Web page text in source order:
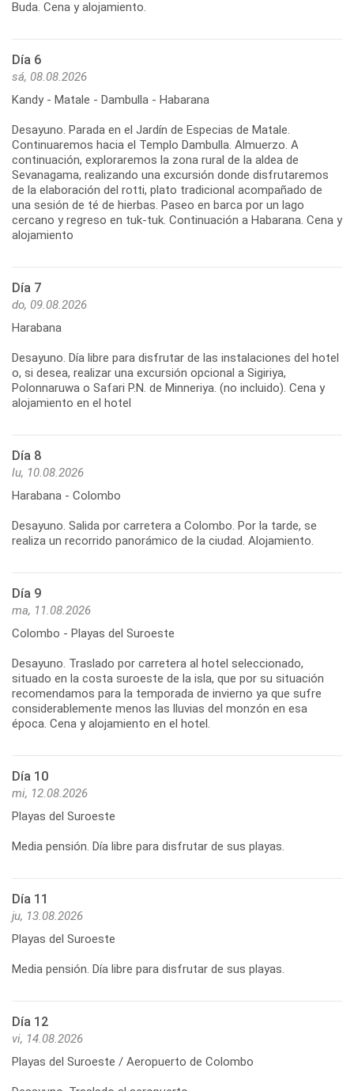
Día 6
sá, 08.08.2026
Kandy - Matale - Dambulla - Habarana
Desayuno. Parada en el Jardín de Especias de Matale.
Continuaremos hacia el Templo Dambulla. Almuerzo. A
continuación, exploraremos la zona rural de la aldea de
Sevanagama, realizando una excursión donde disfrutaremos
de la elaboración del rotti, plato tradicional acompañado de
una sesión de té de hierbas. Paseo en barca por un lago
cercano y regreso en tuk-tuk. Continuación a Habarana. Cena y
Día 7
do, 09.08.2026
Harabana
Desayuno. Día libre para disfrutar de las instalaciones del hotel
o, si desea, realizar una excursión opcional a Sigiriya,
Polonnaruwa o Safari P.N. de Minneriya. (no incluido). Cena y
Día 8
lu, 10.08.2026
Harabana - Colombo
Desayuno. Salida por carretera a Colombo. Por la tarde, se
Día 9
ma, 11.08.2026
Colombo - Playas del Suroeste
Desayuno. Traslado por carretera al hotel seleccionado,
situado en la costa suroeste de la isla, que por su situación
recomendamos para la temporada de invierno ya que sufre
considerablemente menos las lluvias del monzón en esa
Día 10
mi, 12.08.2026
Playas del Suroeste
Media pensión. Día libre para disfrutar de sus playas.
Día 11
ju, 13.08.2026
Playas del Suroeste
Media pensión. Día libre para disfrutar de sus playas.
Día 12
vi, 14.08.2026
Playas del Suroeste / Aeropuerto de Colombo